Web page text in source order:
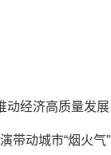
动经济高质量发展
带动城市“烟火气”